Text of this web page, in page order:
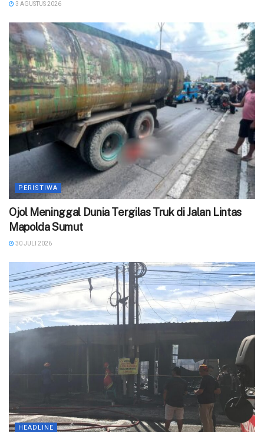
3 AGUSTUS 2026
PERISTIWA
Ojol Meninggal Dunia Tergilas Truk di Jalan Lintas
Mapolda Sumut
30 JULI 2026
HEADLINE